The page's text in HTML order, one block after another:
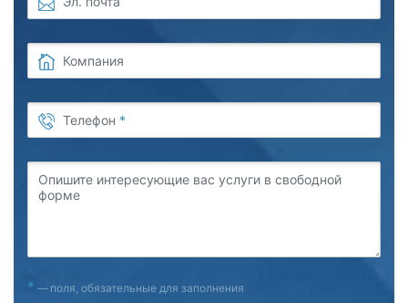
Компания
Телефон *
Опишите интересующие вас услуги в свободной
форме
* — поля, обязательные для заполнения